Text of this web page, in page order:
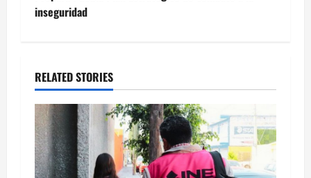
inseguridad
RELATED STORIES